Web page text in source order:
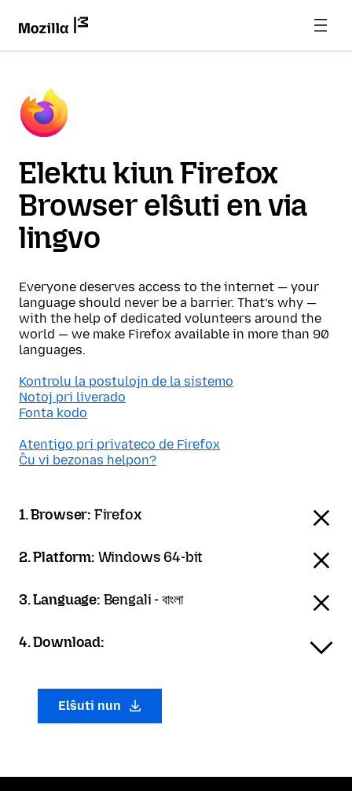
Elektu kiun Firefox
Browser elŝuti en via
lingvo
Everyone deserves access to the internet — your
language should never be a barrier. That’s why —
with the help of dedicated volunteers around the
world — we make Firefox available in more than 90
languages.
Kontrolu la postulojn de la sistemo
Notoj pri liverado
Fonta kodo
Atentigo pri privateco de Firefox
Ĉu vi bezonas helpon?
1. Browser: Firefox
2. Platform: Windows 64-bit
3. Language: Bengali - বাংলা
4. Download:
Elŝuti nun